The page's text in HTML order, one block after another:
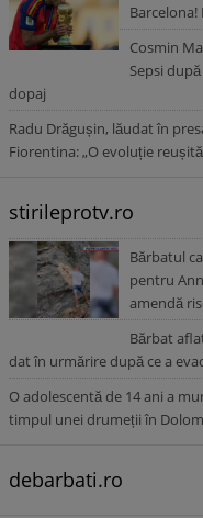
Cosmin
Sepsi
dopaj
Radu Drăgușin, lăudat în
Fiorentina: „O evoluție
stirileprotv.ro
Bărbatul
pentru
amendă
Bărbat
dat în urmărire după ce a
O adolescentă de 14 ani a
timpul unei drumeții în
debarbati.ro